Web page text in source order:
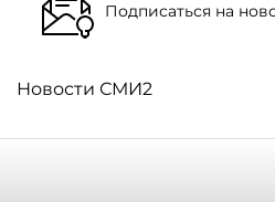
Подписаться на
Новости СМИ2